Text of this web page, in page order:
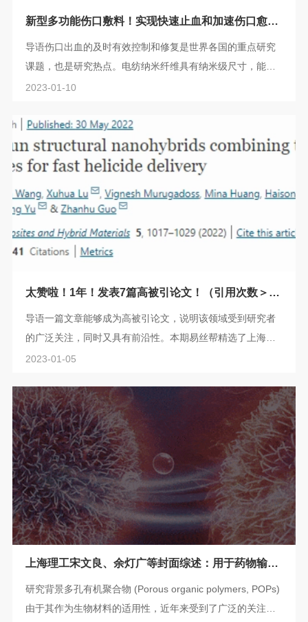
新型多功能伤口敷料！实现快速止血和加速伤口愈
导语伤口出血的及时有效控制和修复是世界各国的重点研究
课题，也是研究热点。电纺纳米纤维具有纳米级尺寸，能很
好地模拟人体ECM结构，且具有多孔性、比表面积高、透气
到广泛应用。本期主要精选了7篇关于快速止血和加速伤口愈
合的电纺纳米纤维研究成果，供大家了解学习。1、东华大学
丁彬教授团队Acta Biomater.：纳米纤维止血材料:结构设
2023-01-10
太赞啦！1年！发表7篇高被引论文！（引用次数＞20
导语一篇文章能够成为高被引论文，说明该领域受到研究者
的广泛关注，同时又具有前沿性。本期易丝帮精选了上海理
工大学余灯广教授团队发表的7篇高被引论文，引用次数超过
Hybrid Materials：结合三种复合材料的电纺结构纳米杂化物
用于快速输送药物 (引用次数41）➣挑战：如何使药物分子均
匀地分布在聚合物基质中，是药学、材料科学、纳米科学和
聚合物工程等领域研究人员面临的重大...
2023-01-05
上海理工宋文良、余灯广等封面综述：用于药物输送
的多孔有机聚合物
研究背景多孔有机聚合物 (Porous organic polymers, POPs)
由于其作为生物材料的适用性，近年来受到了广泛的关注。